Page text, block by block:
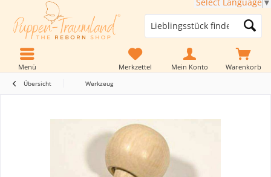
Warenkorb
Merkzettel Mein Konto
Menü
Übersicht Werkzeug